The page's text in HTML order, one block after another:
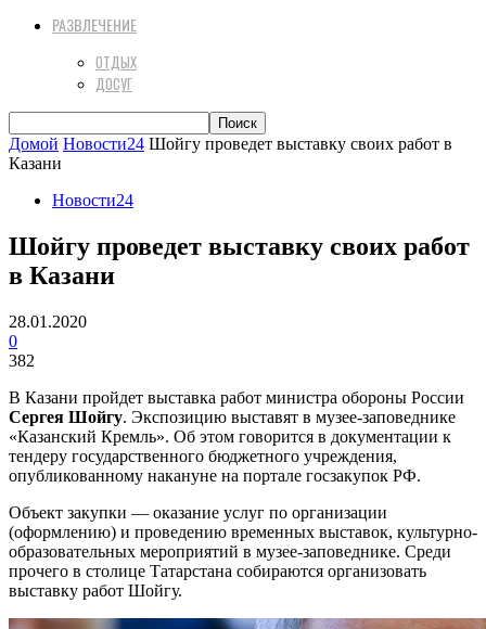
РАЗВЛЕЧЕНИЕ
ОТДЫХ
ДОСУГ
Домой Новости24 Шойгу проведет выставку своих работ в
Казани
Новости24
Шойгу проведет выставку своих работ
в Казани
28.01.2020
0
382
В Казани пройдет выставка работ министра обороны России
Сергея Шойгу. Экспозицию выставят в музее-заповеднике
«Казанский Кремль». Об этом говорится в документации к
тендеру государственного бюджетного учреждения,
опубликованному накануне на портале госзакупок РФ.
Объект закупки — оказание услуг по организации
(оформлению) и проведению временных выставок, культурно-
образовательных мероприятий в музее-заповеднике. Среди
прочего в столице Татарстана собираются организовать
выставку работ Шойгу.